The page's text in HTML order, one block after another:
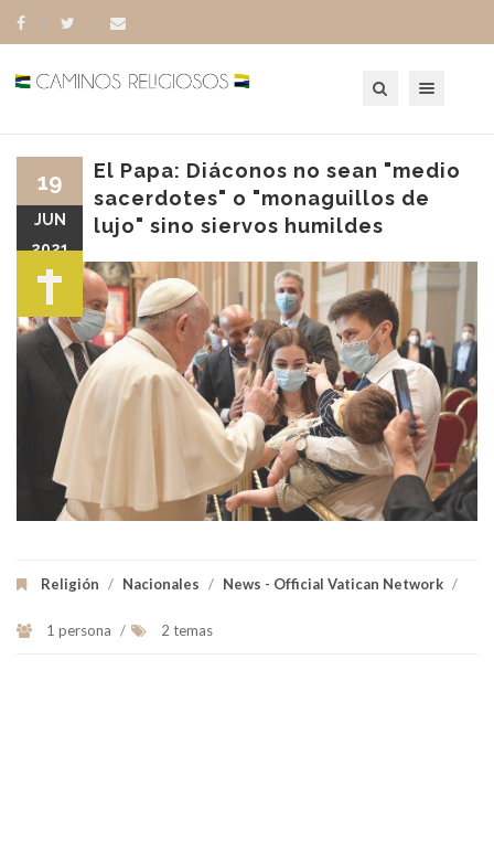
El Papa: Diáconos no sean "medio
sacerdotes" o "monaguillos de
lujo" sino siervos humildes
Religión / Nacionales / News - Official Vatican Network /
1 persona / 2 temas
19
JUN
2021